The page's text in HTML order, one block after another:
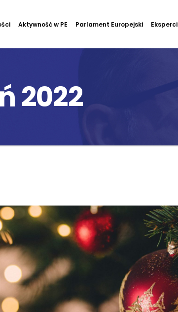
Aktywność w PE Parlament Europejski Eksperci
2022